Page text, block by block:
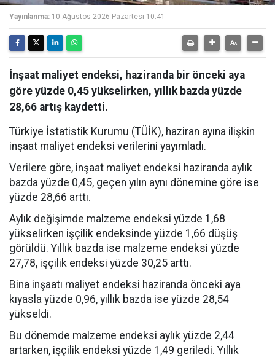
Yayınlanma: 10 Ağustos 2026 Pazartesi 10:41
İnşaat maliyet endeksi, haziranda bir önceki aya
göre yüzde 0,45 yükselirken, yıllık bazda yüzde
28,66 artış kaydetti.
Türkiye İstatistik Kurumu (TÜİK), haziran ayına ilişkin
inşaat maliyet endeksi verilerini yayımladı.
Verilere göre, inşaat maliyet endeksi haziranda aylık
bazda yüzde 0,45, geçen yılın aynı dönemine göre ise
yüzde 28,66 arttı.
Aylık değişimde malzeme endeksi yüzde 1,68
yükselirken işçilik endeksinde yüzde 1,66 düşüş
görüldü. Yıllık bazda ise malzeme endeksi yüzde
27,78, işçilik endeksi yüzde 30,25 arttı.
Bina inşaatı maliyet endeksi haziranda önceki aya
kıyasla yüzde 0,96, yıllık bazda ise yüzde 28,54
yükseldi.
Bu dönemde malzeme endeksi aylık yüzde 2,44
artarken, işçilik endeksi yüzde 1,49 geriledi. Yıllık